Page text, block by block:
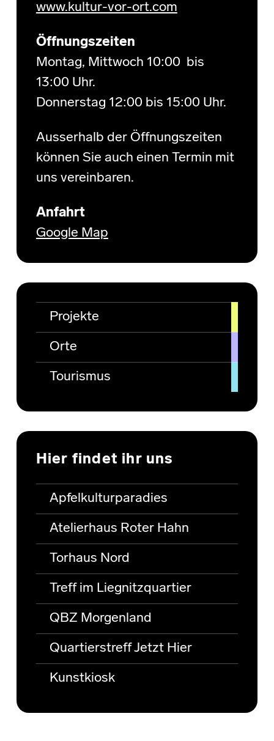
www.kultur-vor-ort.com
Öffnungszeiten
Montag, Mittwoch 10:00 bis
13:00 Uhr.
Donnerstag 12:00 bis 15:00 Uhr.
Ausserhalb der Öffnungszeiten
können Sie auch einen Termin mit
uns vereinbaren.
Anfahrt
Google Map
Projekte
Orte
Tourismus
Hier findet ihr uns
Apfelkulturparadies
Atelierhaus Roter Hahn
Torhaus Nord
Treff im Liegnitzquartier
QBZ Morgenland
Quartierstreff Jetzt Hier
Kunstkiosk